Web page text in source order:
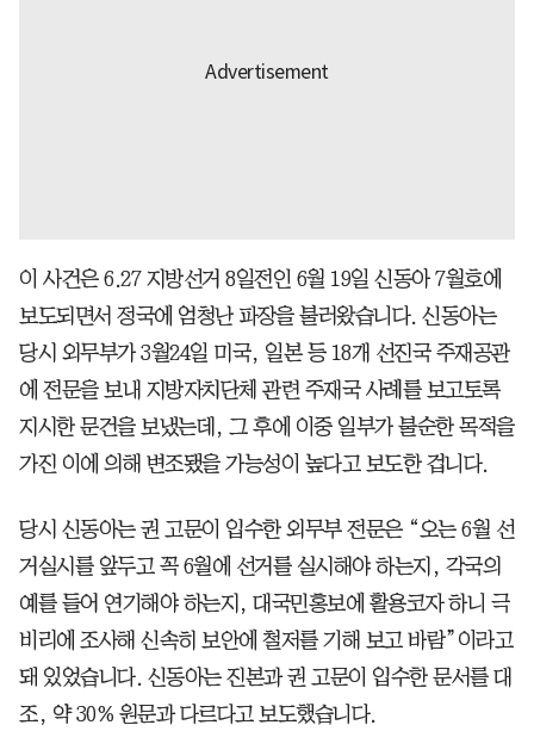
이 사건은 6.27 지방선거 8일전인 6월 19일 신동아 7월호에
보도되면서 정국에 엄청난 파장을 불러왔습니다. 신동아는
당시 외무부가 3월24일 미국, 일본 등 18개 선진국 주재공관
에 전문을 보내 지방자치단체 관련 주재국 사례를 보고토록
지시한 문건을 보냈는데, 그 후에 이중 일부가 불순한 목적을
가진 이에 의해 변조됐을 가능성이 높다고 보도한 겁니다.
당시 신동아는 권 고문이 입수한 외무부 전문은 “오는 6월 선
거실시를 앞두고 꼭 6월에 선거를 실시해야 하는지, 각국의
예를 들어 연기해야 하는지, 대국민홍보에 활용코자 하니 극
비리에 조사해 신속히 보안에 철저를 기해 보고 바람”이라고
돼 있었습니다. 신동아는 진본과 권 고문이 입수한 문서를 대
조, 약 30% 원문과 다르다고 보도했습니다.